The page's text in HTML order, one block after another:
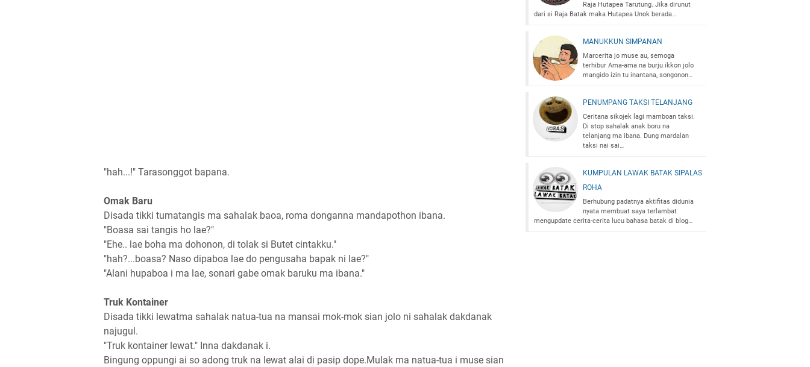
"hah...!" Tarasonggot bapana.
Omak Baru
Disada tikki tumatangis ma sahalak baoa, roma donganna mandapothon ibana.
"Boasa sai tangis ho lae?"
"Ehe.. lae boha ma dohonon, di tolak si Butet cintakku."
"hah?...boasa? Naso dipaboa lae do pengusaha bapak ni lae?"
"Alani hupaboa i ma lae, sonari gabe omak baruku ma ibana."
Truk Kontainer
Disada tikki lewatma sahalak natua-tua na mansai mok-mok sian jolo ni sahalak dakdanak
najugul.
"Truk kontainer lewat." Inna dakdanak i.
Bingung oppungi ai so adong truk na lewat alai di pasip dope.Mulak ma natua-tua i muse sian
Raja Hutapea Tarutung. Jika dirunut
dari si Raja Batak maka Hutapea Unok berada…
MANUKKUN SIMPANAN
Marcerita jo muse au, semoga
terhibur Ama-ama na burju ikkon jolo
mangido izin tu inantana, songonon…
PENUMPANG TAKSI TELANJANG
Ceritana sikojek lagi mamboan taksi.
Di stop sahalak anak boru na
telanjang ma ibana. Dung mardalan
taksi nai sai…
KUMPULAN LAWAK BATAK SIPALAS
ROHA
Berhubung padatnya aktifitas didunia
nyata membuat saya terlambat
mengupdate cerita-cerita lucu bahasa batak di blog…